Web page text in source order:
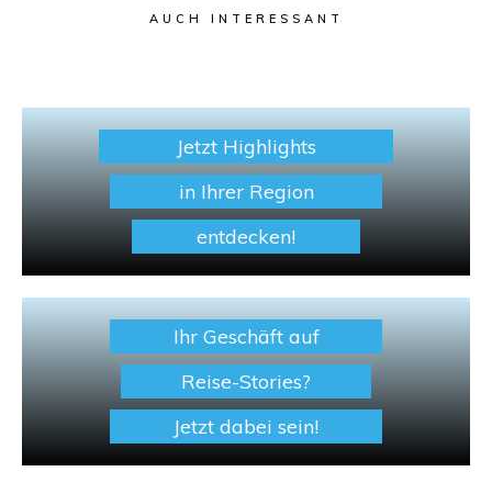
AUCH INTERESSANT
Jetzt Highlights
in Ihrer Region
entdecken!
Ihr Geschäft auf
Reise-Stories?
Jetzt dabei sein!